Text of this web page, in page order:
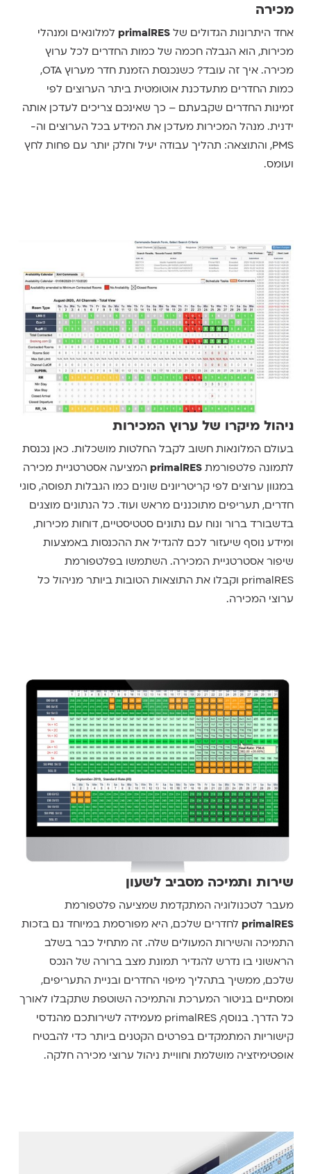
מכירה
אחד היתרונות הגדולים של primalRES למלונאים ומנהלי
מכירות, הוא הגבלה חכמה של כמות החדרים לכל ערוץ
מכירה. איך זה עובד? כשנכנסת הזמנת חדר מערוץ OTA,
כמות החדרים מתעדכנת אוטומטית ביתר הערוצים לפי
זמינות החדרים שקבעתם – כך שאינכם צריכים לעדכן אותה
ידנית. מנהל המכירות מעדכן את המידע בכל הערוצים וה-
PMS, והתוצאה: תהליך עבודה יעיל וחלק יותר עם פחות לחץ
ועומס.
ניהול מיקרו של ערוץ המכירות
בעולם המלונאות חשוב לקבל החלטות מושכלות. כאן נכנסת
לתמונה פלטפורמת primalRES המציעה אסטרטגיית מכירה
במגוון ערוצים לפי קריטריונים שונים כמו הגבלות תפוסה, סוגי
חדרים, תעריפים מתוכננים מראש ועוד. כל הנתונים מוצגים
בדשבורד ברור ונוח עם נתונים סטטיסטיים, דוחות מכירות,
ומידע נוסף שיעזור לכם להגדיל את ההכנסות באמצעות
שיפור אסטרטגיית המכירה. השתמשו בפלטפורמת
primalRES וקבלו את התוצאות הטובות ביותר מניהול כל
ערוצי המכירה.
שירות ותמיכה מסביב לשעון
מעבר לטכנולוגיה המתקדמת שמציעה פלטפורמת
primalRES לחדרים שלכם, היא מפורסמת במיוחד גם בזכות
התמיכה והשירות המעולים שלה. זה מתחיל כבר בשלב
הראשוני בו נדרש להגדיר תמונת מצב ברורה של הנכס
שלכם, ממשיך בתהליך מיפוי החדרים ובניית התעריפים,
ומסתיים בניטור המערכת והתמיכה השוטפת שתקבלו לאורך
כל הדרך. בנוסף, primalRES מעמידה לשירותכם מהנדסי
קישוריות המתמקדים בפרטים הקטנים ביותר כדי להבטיח
אופטימיזציה מושלמת וחוויית ניהול ערוצי מכירה חלקה.